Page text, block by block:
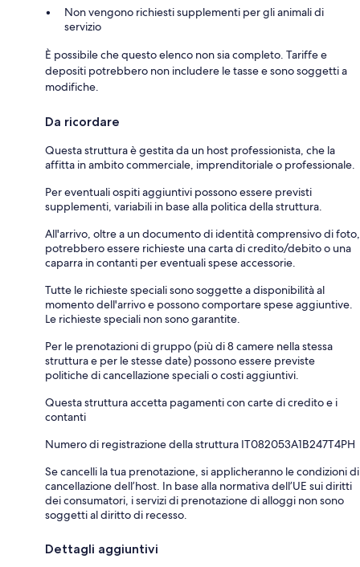
Non vengono richiesti supplementi per gli animali di
servizio
È possibile che questo elenco non sia completo. Tariffe e
depositi potrebbero non includere le tasse e sono soggetti a
modifiche.
Da ricordare
Questa struttura è gestita da un host professionista, che la
affitta in ambito commerciale, imprenditoriale o professionale.
Per eventuali ospiti aggiuntivi possono essere previsti
supplementi, variabili in base alla politica della struttura.
All'arrivo, oltre a un documento di identità comprensivo di foto,
potrebbero essere richieste una carta di credito/debito o una
caparra in contanti per eventuali spese accessorie.
Tutte le richieste speciali sono soggette a disponibilità al
momento dell'arrivo e possono comportare spese aggiuntive.
Le richieste speciali non sono garantite.
Per le prenotazioni di gruppo (più di 8 camere nella stessa
struttura e per le stesse date) possono essere previste
politiche di cancellazione speciali o costi aggiuntivi.
Questa struttura accetta pagamenti con carte di credito e i
contanti
Numero di registrazione della struttura IT082053A1B247T4PH
Se cancelli la tua prenotazione, si applicheranno le condizioni di
cancellazione dell’host. In base alla normativa dell’UE sui diritti
dei consumatori, i servizi di prenotazione di alloggi non sono
soggetti al diritto di recesso.
Dettagli aggiuntivi